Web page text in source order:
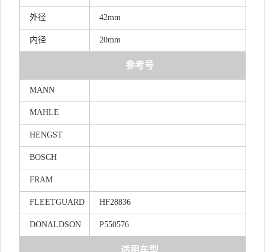
外径 42mm
内径 20mm
参考号
MANN
MAHLE
HENGST
BOSCH
FRAM
FLEETGUARD HF28836
DONALDSON P550576
适用车型